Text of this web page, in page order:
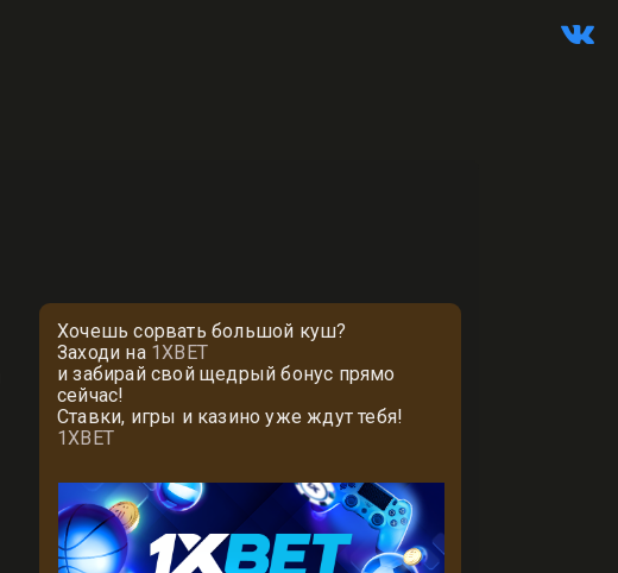
Хочешь сорвать большой куш?
Заходи на 1XBET
и забирай свой щедрый бонус прямо
сейчас!
Ставки, игры и казино уже ждут тебя!
1XBET